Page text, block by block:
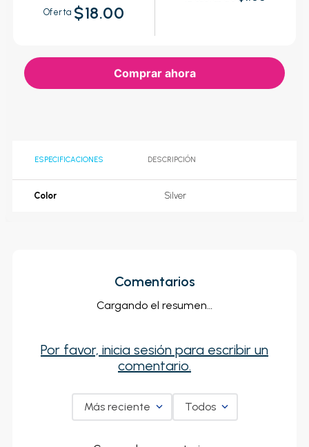
Oferta $18.00
Comprar ahora
ESPECIFICACIONES DESCRIPCIÓN
Color Silver
Comentarios
Cargando el resumen…
Por favor, inicia sesión para escribir un
comentario.
Más reciente Todos